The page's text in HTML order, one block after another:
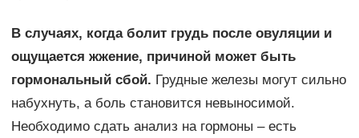
В случаях, когда болит грудь после овуляции и
ощущается жжение, причиной может быть
гормональный сбой. Грудные железы могут сильно
набухнуть, а боль становится невыносимой.
Необходимо сдать анализ на гормоны – есть